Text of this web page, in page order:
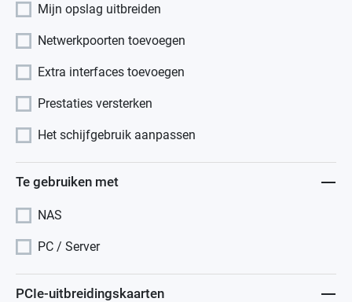
Mijn opslag uitbreiden
Netwerkpoorten toevoegen
Extra interfaces toevoegen
Prestaties versterken
Het schijfgebruik aanpassen
Te gebruiken met
NAS
PC / Server
PCIe-uitbreidingskaarten